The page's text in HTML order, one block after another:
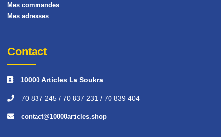
Mes commandes
Mes adresses
Contact
10000 Articles La Soukra
70 837 245 / 70 837 231 / 70 839 404
contact@10000articles.shop